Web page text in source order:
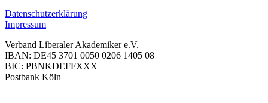
Datenschutzerklärung
Impressum
Verband Liberaler Akademiker e.V.
IBAN: DE45 3701 0050 0206 1405 08
BIC: PBNKDEFFXXX
Postbank Köln